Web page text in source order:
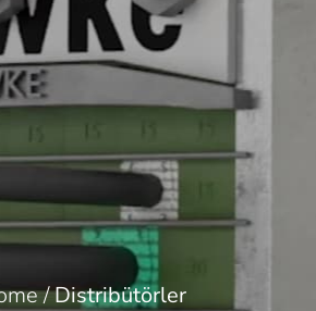
/Distribütörler